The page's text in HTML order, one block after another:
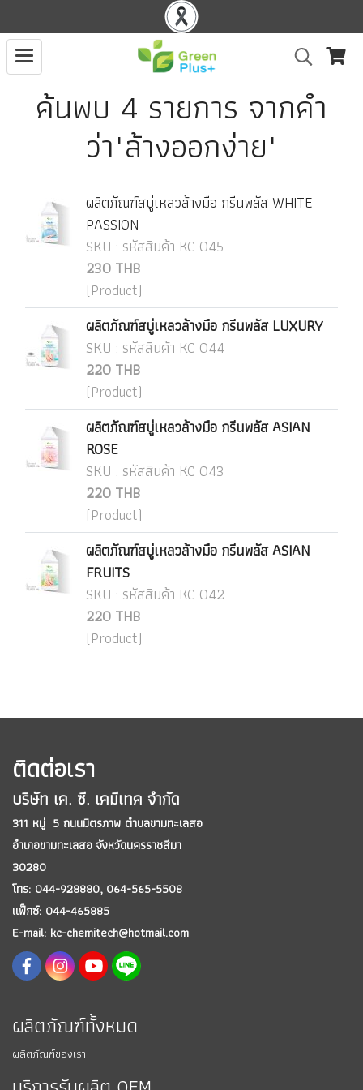
ค้นพบ 4 รายการ จากคำ
ว่า"ล้างออกง่าย"
ผลิตภัณฑ์สบู่เหลวล้างมือ กรีนพลัส WHITE
PASSION
SKU : รหัสสินค้า KC 045
230 THB
(Product)
ผลิตภัณฑ์สบู่เหลวล้างมือ กรีนพลัส LUXURY
SKU : รหัสสินค้า KC 044
220 THB
(Product)
ผลิตภัณฑ์สบู่เหลวล้างมือ กรีนพลัส ASIAN
ROSE
SKU : รหัสสินค้า KC 043
220 THB
(Product)
ผลิตภัณฑ์สบู่เหลวล้างมือ กรีนพลัส ASIAN
FRUITS
SKU : รหัสสินค้า KC 042
220 THB
(Product)
ติดต่อเรา
บริษัท เค. ซี. เคมีเทค จำกัด
311 หมู่ 5 ถนนมิตรภาพ ตำบลขามทะเลสอ
อำเภอขามทะเลสอ จังหวัดนครราชสีมา
30280
โทร: 044-928880, 064-565-5508
แฟ็กซ์: 044-465885
E-mail: kc-chemitech@hotmail.com
ผลิตภัณฑ์ทั้งหมด
ผลิตภัณฑ์ของเรา